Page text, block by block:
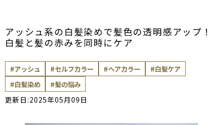
ヘアカラークリーム
ムースカラー
アッシュ系の白髪染めで髪色の透明感アップ！
白髪と髪の赤みを同時にケア
#アッシュ #セルフカラー #ヘアカラー
#白髪ケア
#白髪染め
#髪の悩み
更新日:2025年05月09日